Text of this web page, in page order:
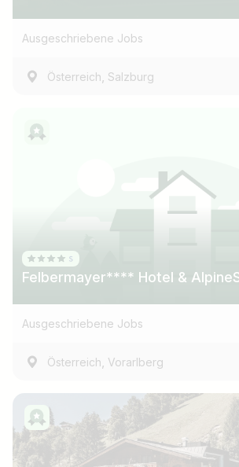
Ausgeschriebene Jobs
Österreich, Salzburg
Felbermayer**** Hotel &
Ausgeschriebene Jobs
Österreich, Vorarlberg